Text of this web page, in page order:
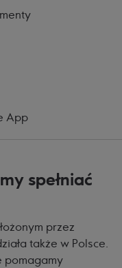
App
spełniać
przez
także w Polsce.
pomagamy